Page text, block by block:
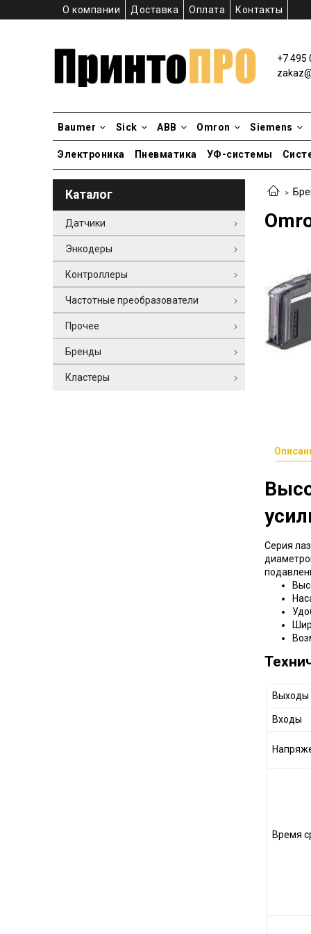
О компании Доставка Оплата Контакты
+7 495
Baumer Sick ABB Omron Siemens
Электроника Пневматика УФ-системы
Серия
Выходы
Входы
Время
Каталог
Датчики
Энкодеры
Контроллеры
Частотные преобразователи
Прочее
Бренды
Кластеры